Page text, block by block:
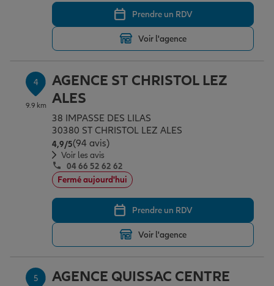
Tous nos devis d'assurance
Prendre un RDV
Voir l'agence
4
9.9 km
AGENCE ST CHRISTOL LEZ
ALES
38 IMPASSE DES LILAS
30380 ST CHRISTOL LEZ ALES
4,9/5Note de 4.9 sur 5
(94 avis)
Voir les avis
04 66 52 62 62
Fermé aujourd'hui
Prendre un RDV
Voir l'agence
5 AGENCE QUISSAC CENTRE